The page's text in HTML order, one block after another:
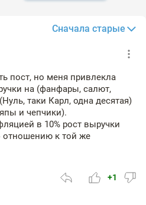
Сначала старые
пост, но меня привлекла
на (фанфары, салют,
таки Карл, одна десятая)
и чепчики).
в 10% рост выручки
отношению к той же
+1